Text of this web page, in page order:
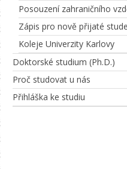
Posouzení zahraničního
Zápis pro nově přijaté
Koleje Univerzity Karlovy
Doktorské studium (Ph.D.)
Proč studovat u nás
Přihláška ke studiu